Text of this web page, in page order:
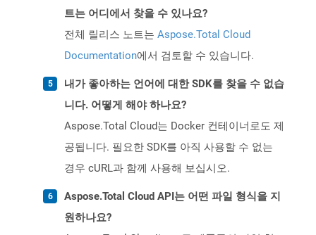
트는 어디에서 찾을 수 있나요?
전체 릴리스 노트는 Aspose.Total Cloud
Documentation에서 검토할 수 있습니다.
내가 좋아하는 언어에 대한 SDK를 찾을 수 없습
니다. 어떻게 해야 하나요?
Aspose.Total Cloud는 Docker 컨테이너로도 제
공됩니다. 필요한 SDK를 아직 사용할 수 없는
경우 cURL과 함께 사용해 보십시오.
Aspose.Total Cloud API는 어떤 파일 형식을 지
원하나요?